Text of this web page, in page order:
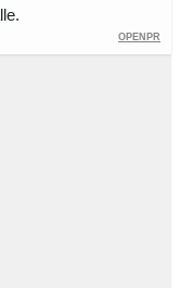
OpenPR